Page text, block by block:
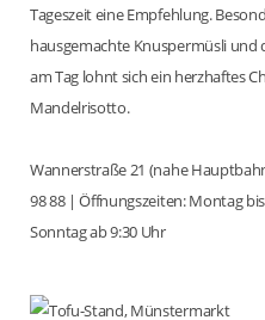
Tageszeit eine Empfehlung.
hausgemachte Knuspermüsli und
am Tag lohnt sich ein herzhaftes
Mandelrisotto.
Wannerstraße 21 (nahe
98 88 | Öffnungszeiten: Montag
Sonntag ab 9:30 Uhr